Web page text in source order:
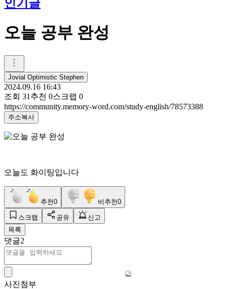
인기글
오늘 공부 완성
Jovial Optimistic Stephen
2024.09.16 16:43
조회 31 추천 0스크랩 0
https://community.memory-word.com/study-english/78573388
주소복사
오늘도 화이팅입니다
추천0 비추천0
스크랩 공유
신고
목록
댓글2
사진첨부